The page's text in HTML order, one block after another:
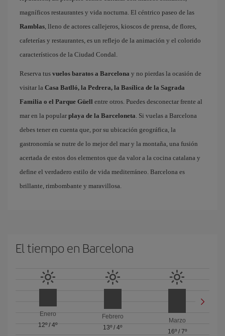
magníficos restaurantes y vida nocturna. El céntrico paseo de las
Ramblas, lleno de actores callejeros, kioscos de prensa, de flores,
cafeterías y restaurantes, es un reflejo de la animación y el colorido
característicos de la Ciudad Condal.
Reserva tus vuelos baratos a Barcelona y no pierdas la ocasión de
visitar la Casa Batlló, la Pedrera, la Basílica de la Sagrada
Familia o el Parque Güell entre otros. Puedes desconectar frente al
mar en la popular playa de la Barceloneta. Si vuelas a Barcelona
debes tener en cuenta que, por su ubicación geográfica, la
gastronomía se nutre de lo mejor del mar y la montaña, una fusión
acertada de estos dos elementos que da valor a la cocina catalana y
define el verdadero estilo de vida mediterráneo. Barcelona es
brillante, rimbombante y maravillosa.
El tiempo en Barcelona
Enero
12º/4º
Febrero
13º / 4º
Marzo
16º/ 7º